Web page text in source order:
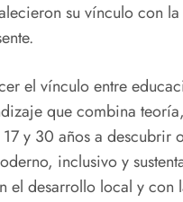
su vínculo con
el vínculo entre
que combina
y 30 años a descubrir
inclusivo y
el desarrollo local y con